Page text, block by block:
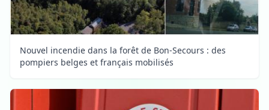
Nouvel incendie dans la forêt de Bon-Secours : des
pompiers belges et français mobilisés